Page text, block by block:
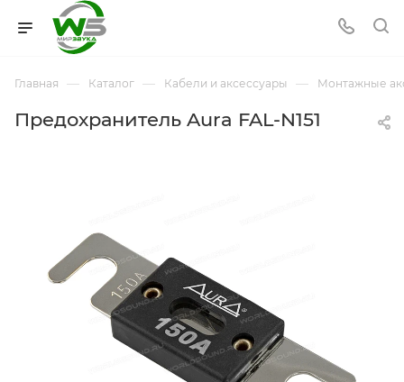
Главная — Каталог — Кабели и аксессуары — Монтажные
Предохранитель Aura FAL-N151